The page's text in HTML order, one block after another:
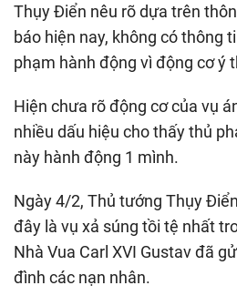
Thụy Điển nêu rõ dựa trên
báo hiện nay, không có thông
phạm hành động vì động cơ ý
Hiện chưa rõ động cơ của vụ
nhiều dấu hiệu cho thấy thủ
này hành động 1 mình.
Ngày 4/2, Thủ tướng Thụy
đây là vụ xả súng tồi tệ nhất
Nhà Vua Carl XVI Gustav đã
đình các nạn nhân.